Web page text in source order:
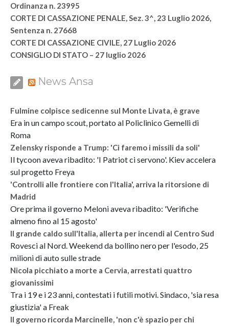
Ordinanza n. 23995
CORTE DI CASSAZIONE PENALE, Sez. 3^, 23 Luglio 2026,
Sentenza n. 27668
CORTE DI CASSAZIONE CIVILE, 27 Luglio 2026
CONSIGLIO DI STATO – 27 luglio 2026
News Ansa
Fulmine colpisce sedicenne sul Monte Livata, è grave
Era in un campo scout, portato al Policlinico Gemelli di
Roma
Zelensky risponde a Trump: 'Ci faremo i missili da soli'
Il tycoon aveva ribadito: 'I Patriot ci servono'. Kiev accelera
sul progetto Freya
'Controlli alle frontiere con l'Italia', arriva la ritorsione di
Madrid
Ore prima il governo Meloni aveva ribadito: 'Verifiche
almeno fino al 15 agosto'
Il grande caldo sull'Italia, allerta per incendi al Centro Sud
Rovesci al Nord. Weekend da bollino nero per l'esodo, 25
milioni di auto sulle strade
Nicola picchiato a morte a Cervia, arrestati quattro
giovanissimi
Tra i 19 e i 23 anni, contestati i futili motivi. Sindaco, 'sia resa
giustizia' a Freak
Il governo ricorda Marcinelle, 'non c'è spazio per chi